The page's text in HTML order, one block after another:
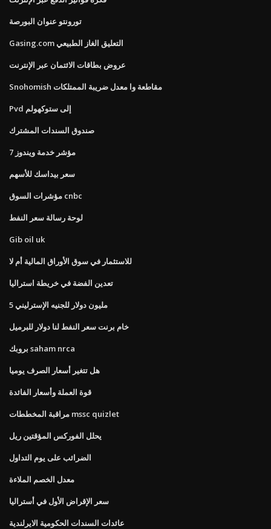
تورونتو عنوان البورصة
Gasing.com التعليق الغاز الطبيعي
عروض بطاقات الائتمان عبر الإنترنت
Snohomish مقاطعة وا معدل ضريبة الممتلكات
Pvd إلى ستوكهولم
صندوق السندات المشترك
مؤشر خدمة ويندوز 7
سعر بيداسك للأسهم
مؤشرات السوق cnbc
لوحة رسالة سعر النفط
Gib oil uk
للاستثمار في سوق الأوراق المالية أم لا
تعدين الفضة في خريطة استراليا
5 مليون دولار للجنيه الإسترليني
خام برنت سعر النفط لنا دولار للبرميل
بروبك saham nrca
هل تتغير أسعار الصرف يوميا
قوة العملة وأسعار الفائدة
مراقبة المخططات mssc quizlet
يحلل الفوركس المؤقتين ريل
الضرائب على يوم التداول
معدل الخصم الملاءة
سعر الإقراض الأول في أستراليا
عائدات السندات الحكومية الايرلندية